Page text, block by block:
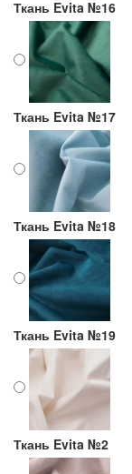
Ткань Evita №16
Ткань Evita №17
Ткань Evita №18
Ткань Evita №19
Ткань Evita №2